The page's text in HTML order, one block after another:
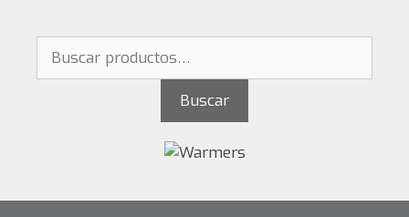
contenido
Buscar
por:
Buscar